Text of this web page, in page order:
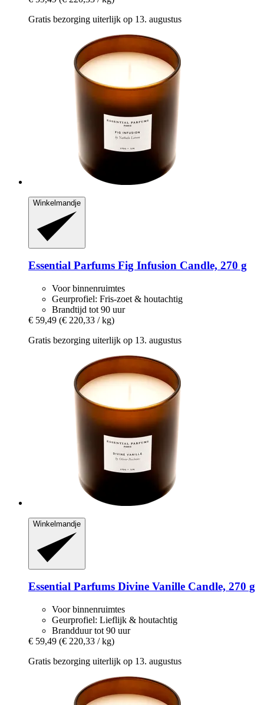
Gratis bezorging uiterlijk op 13. augustus
Winkelmandje
Essential Parfums Fig Infusion Candle, 270 g
Voor binnenruimtes
Geurprofiel: Fris-zoet & houtachtig
Brandtijd tot 90 uur
€ 59,49 (€ 220,33 / kg)
Gratis bezorging uiterlijk op 13. augustus
Winkelmandje
Essential Parfums Divine Vanille Candle, 270 g
Voor binnenruimtes
Geurprofiel: Lieflijk & houtachtig
Brandduur tot 90 uur
€ 59,49 (€ 220,33 / kg)
Gratis bezorging uiterlijk op 13. augustus